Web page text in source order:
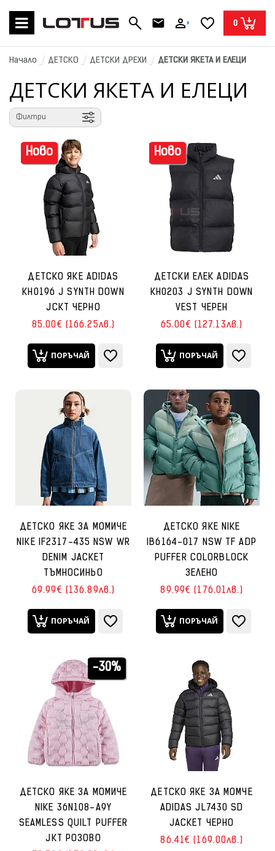
0
Начало ДЕТСКО ДЕТСКИ ДРЕХИ ДЕТСКИ ЯКЕТА И ЕЛЕЦИ
ДЕТСКИ ЯКЕТА И ЕЛЕЦИ
Филтри
Ново
ДЕТСКО ЯКЕ ADIDAS
KH0196 J SYNTH DOWN
JCKT ЧЕРНО
85.00€ (166.25лв.)
ПОРЪЧАЙ
Ново
ДЕТСКИ ЕЛЕК ADIDAS
KH0203 J SYNTH DOWN
VEST ЧЕРЕН
65.00€ (127.13лв.)
ПОРЪЧАЙ
ДЕТСКО ЯКЕ ЗА МОМИЧЕ
NIKE IF2317-435 NSW WR
DENIM JACKET
ТЪМНОСИНЬО
69.99€ (136.89лв.)
ПОРЪЧАЙ
ДЕТСКО ЯКЕ NIKE
IB6164-017 NSW TF ADP
PUFFER COLORBLOCK
ЗЕЛЕНО
89.99€ (176.01лв.)
ПОРЪЧАЙ
-30%
ДЕТСКО ЯКЕ ЗА МОМИЧЕ
NIKE 36N108-A9Y
SEAMLESS QUILT PUFFER
JKT РОЗОВО
ДЕТСКО ЯКЕ ЗА МОМЧЕ
ADIDAS JL7430 SD
JACKET ЧЕРНО
86.41€ (169.00лв.)